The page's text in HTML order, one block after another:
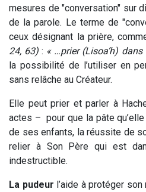
mesures de "conversation" sur
de la parole. Le terme de
ceux désignant la prière,
24, 63) : « …prier (Lisoa’h)
la possibilité de l’utiliser en
sans relâche au Créateur.
Elle peut prier et parler à
actes – pour que la pâte
de ses enfants, la réussite de
relier à Son Père qui est
indestructible.
La pudeur l’aide à protéger